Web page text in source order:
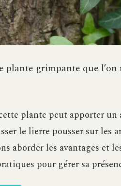
plante grimpante que
plante peut apporter
le lierre pousser sur les
aborder les avantages et
pour gérer sa